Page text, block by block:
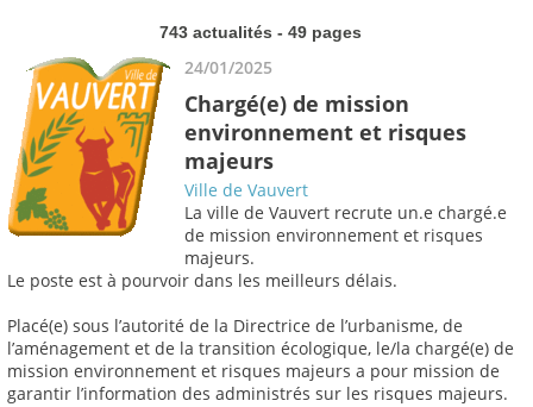
743 actualités - 49 pages
24/01/2025
Chargé(e) de mission
environnement et risques
majeurs
Ville de Vauvert
La ville de Vauvert recrute un.e chargé.e
de mission environnement et risques
majeurs.
Le poste est à pourvoir dans les meilleurs délais.
Placé(e) sous l’autorité de la Directrice de l’urbanisme, de
l’aménagement et de la transition écologique, le/la chargé(e) de
mission environnement et risques majeurs a pour mission de
garantir l’information des administrés sur les risques majeurs.